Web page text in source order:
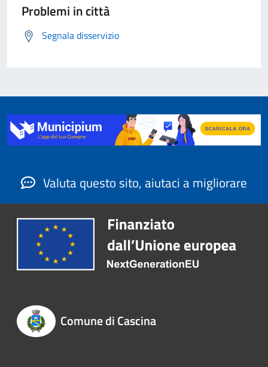
Problemi in città
Segnala disservizio
Valuta questo sito, aiutaci a migliorare
Comune di Cascina